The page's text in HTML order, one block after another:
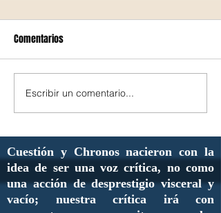
Comentarios
Escribir un comentario...
Cuestión y Chronos nacieron con la
idea de ser una voz crítica, no como
una acción de desprestigio visceral y
vacío; nuestra crítica irá con